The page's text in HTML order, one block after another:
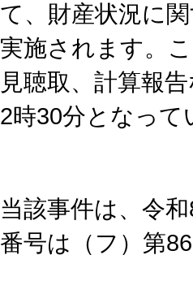
て、財産状況に
実施されます。
見聴取、計算報
2時30分となって
当該事件は、令
番号は（フ）第